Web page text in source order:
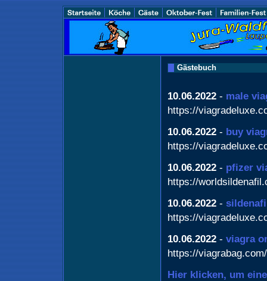
Gästebuch
10.06.2022 - male
https://
10.06.2022 - buy
https://
10.06.2022 - pfizer
https://
10.06.2022 -
https://
10.06.2022 - viagra
https://viagrabag.com/
Hier klicken, um